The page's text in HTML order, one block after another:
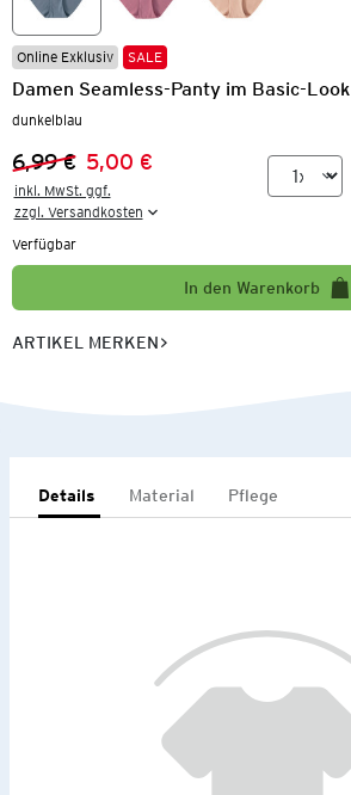
Online Exklusiv SALE
Damen Seamless-Panty im Basic-Look
dunkelblau
Vorheriger Preis:
6,99 €
Neuer Preis:
5,00 €
inkl. MwSt. ggf.
zzgl. Versandkosten
Verfügbar
In den Warenkorb
ARTIKEL MERKEN
Details Material Pflege